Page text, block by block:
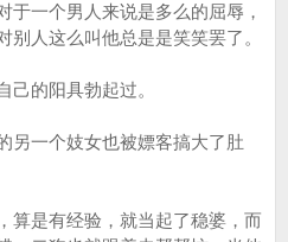
于一个男人来说是多么的屈辱，
人这么叫他总是是笑笑罢了。
的阳具勃起过。
一个妓女也被嫖客搞大了肚
是有经验，就当起了稳婆，而